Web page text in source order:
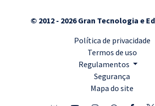
© 2012 - 2026 Gran Tecnologia e
Política de privacidade
Termos de uso
Regulamentos
Segurança
Mapa do site